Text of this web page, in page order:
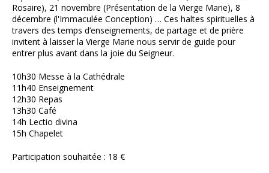
Rosaire), 21 novembre (Présentation de la Vierge Marie), 8
décembre (l'Immaculée Conception) … Ces haltes spirituelles à
travers des temps d’enseignements, de partage et de prière
invitent à laisser la Vierge Marie nous servir de guide pour
entrer plus avant dans la joie du Seigneur.
10h30 Messe à la Cathédrale
11h40 Enseignement
12h30 Repas
13h30 Café
14h Lectio divina
15h Chapelet
Participation souhaitée : 18 €